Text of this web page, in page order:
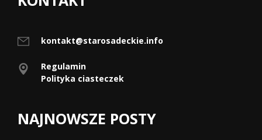
kontakt@starosadeckie.info
Regulamin
Polityka ciasteczek
NAJNOWSZE POSTY